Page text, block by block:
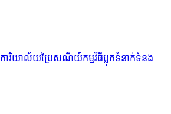
ការិយាល័យប្រៃសណីយ៍កម្មវិធីប្លុកទំនាក់ទំនង